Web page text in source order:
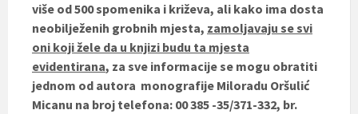
više od 500 spomenika i križeva, ali kako ima dosta
neobilježenih grobnih mjesta, zamoljavaju se svi
oni koji žele da u knjizi budu ta mjesta
evidentirana, za sve informacije se mogu obratiti
jednom od autora monografije Miloradu Oršulić
Micanu na broj telefona: 00 385 -35/371-332, br.